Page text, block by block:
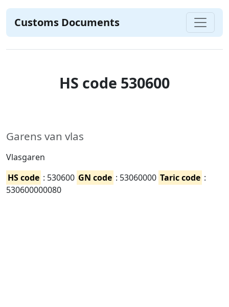
Customs Documents
HS code 530600
Garens van vlas
Vlasgaren
HS code : 530600 GN code : 53060000 Taric code :
530600000080